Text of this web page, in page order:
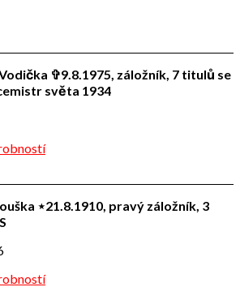
✞9.8.1975, záložník, 7 titulů se
světa 1934
⋆21.8.1910, pravý záložník, 3